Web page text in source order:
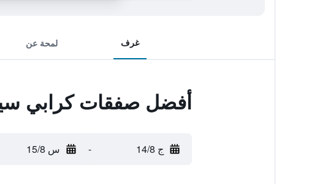
غرف لمحة عن
أفضل صفقات كرابي
ج 14/8 - س 15/8